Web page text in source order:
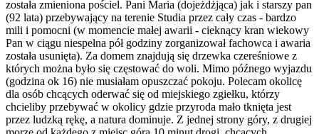
została zmieniona pościel. Pani Maria (dojeżdżjąca) jak i starszy pan
(92 lata) przebywający na terenie Studia przez cały czas - bardzo
mili i pomocni (w momencie małej awarii - cieknący kran wiekowy
Pan w ciągu niespełna pół godziny zorganizował fachowca i awaria
została usunięta). Za domem znajdują się drzewka czereśniowe z
których można było się częstować do woli. Mimo późnego wyjazdu
(godzina ok 16) nie musiałam opuszczać pokoju. Polecam okolicę
dla osób chcących oderwać się od miejskiego zgiełku, którzy
chcieliby przebywać w okolicy gdzie przyroda mało tknięta jest
przez ludzką rękę, a natura dominuje. Z jednej strony góry, z drugiej